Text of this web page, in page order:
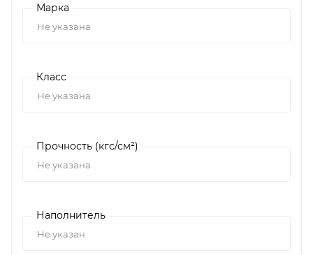
Марка
Не указана
Класс
Не указана
Прочность (кгс/см²)
Не указана
Наполнитель
Не указан